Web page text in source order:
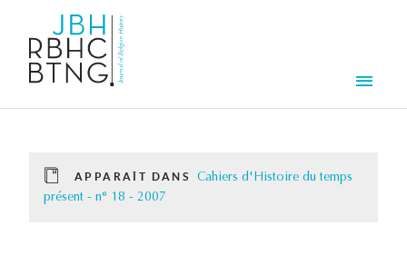
APPARAÎT DANS
Cahiers d'Histoire du temps
présent - n° 18 - 2007